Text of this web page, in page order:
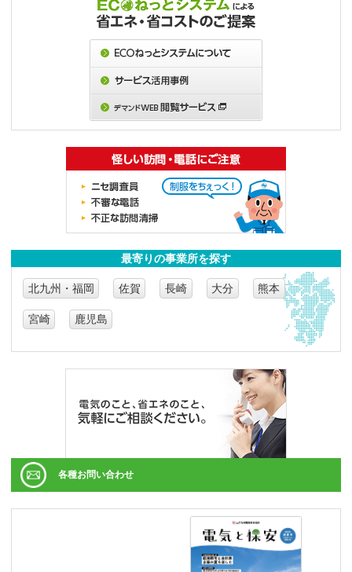
最寄りの事業所を探す
北九州・福岡 佐賀 長崎 大分 熊本
宮崎 鹿児島
各種お問い合わせ